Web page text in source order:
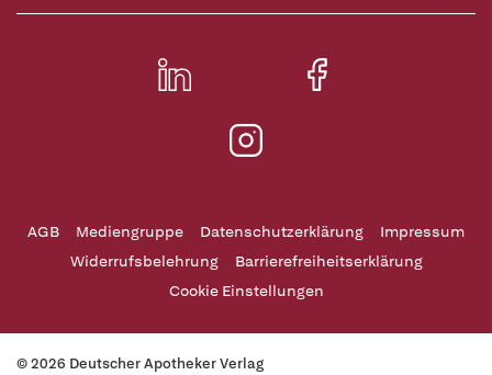
AGB Mediengruppe Datenschutzerklärung
Impressum
Widerrufsbelehrung
Barrierefreiheitserklärung
Cookie Einstellungen
© 2026 Deutscher Apotheker Verlag